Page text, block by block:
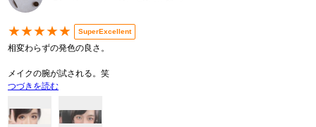
★★★★★ SuperExcellent
相変わらずの発色の良さ。
メイクの腕が試される。笑
つづきを読む